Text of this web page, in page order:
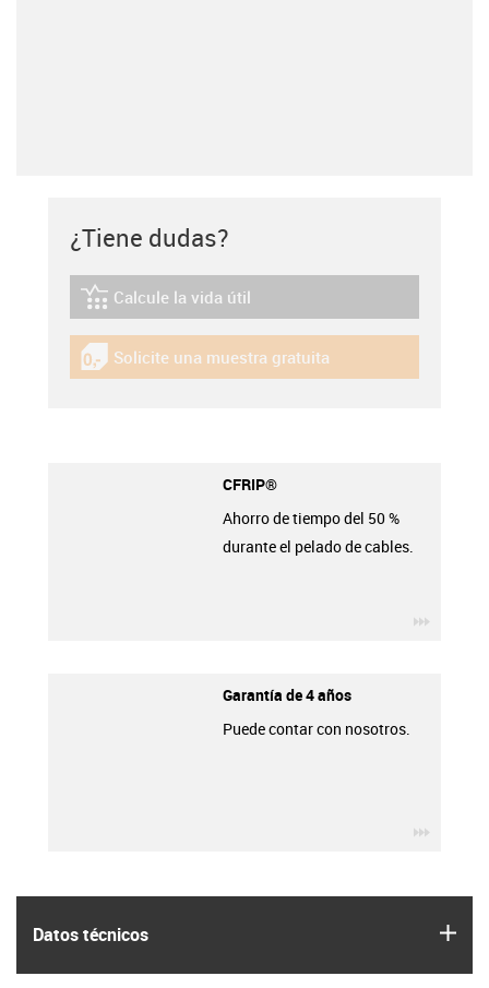
Datos técnicos
¿Tiene dudas?
igus-icon-lebensdauerrechner
Calcule la vida útil
igus-icon-gratismuster
Solicite una muestra gratuita
CFRIP®
Ahorro de tiempo del 50 %
durante el pelado de cables.
Garantía de 4 años
Puede contar con nosotros.